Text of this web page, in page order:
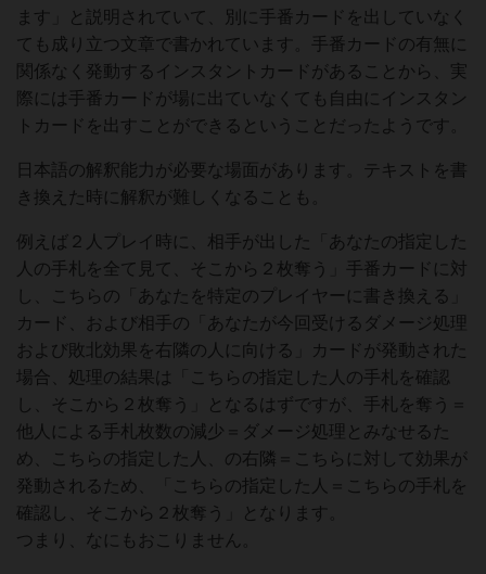
ます」と説明されていて、別に手番カードを出していなく
ても成り立つ文章で書かれています。手番カードの有無に
関係なく発動するインスタントカードがあることから、実
際には手番カードが場に出ていなくても自由にインスタン
トカードを出すことができるということだったようです。
日本語の解釈能力が必要な場面があります。テキストを書
き換えた時に解釈が難しくなることも。
例えば２人プレイ時に、相手が出した「あなたの指定した
人の手札を全て見て、そこから２枚奪う」手番カードに対
し、こちらの「あなたを特定のプレイヤーに書き換える」
カード、および相手の「あなたが今回受けるダメージ処理
および敗北効果を右隣の人に向ける」カードが発動された
場合、処理の結果は「こちらの指定した人の手札を確認
し、そこから２枚奪う」となるはずですが、手札を奪う＝
他人による手札枚数の減少＝ダメージ処理とみなせるた
め、こちらの指定した人、の右隣＝こちらに対して効果が
発動されるため、「こちらの指定した人＝こちらの手札を
確認し、そこから２枚奪う」となります。
つまり、なにもおこりません。